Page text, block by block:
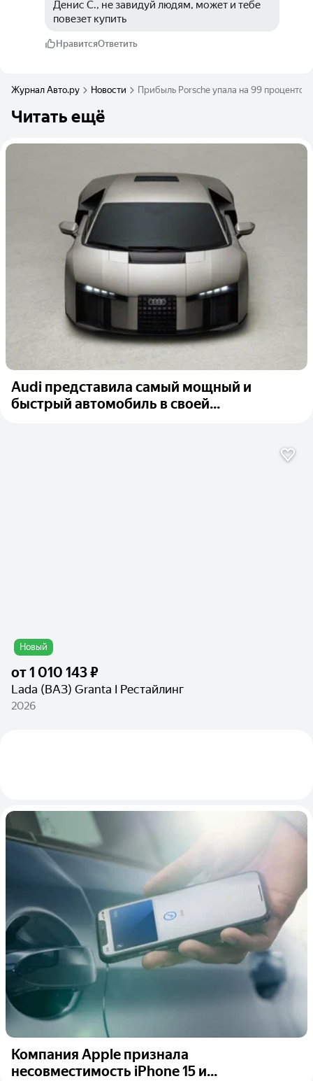
Денис С., не завидуй людям, может и тебе
повезет купить
НравитсяОтветить
Журнал Авто.ру Новости Прибыль Porsche упала на 99 процентов
Читать ещё
Audi представила самый мощный и
быстрый автомобиль в своей...
Новый
от1 010 143 ₽
Lada (ВАЗ) Granta I Рестайлинг
2026
Компания Apple признала
несовместимость iPhone 15 и...